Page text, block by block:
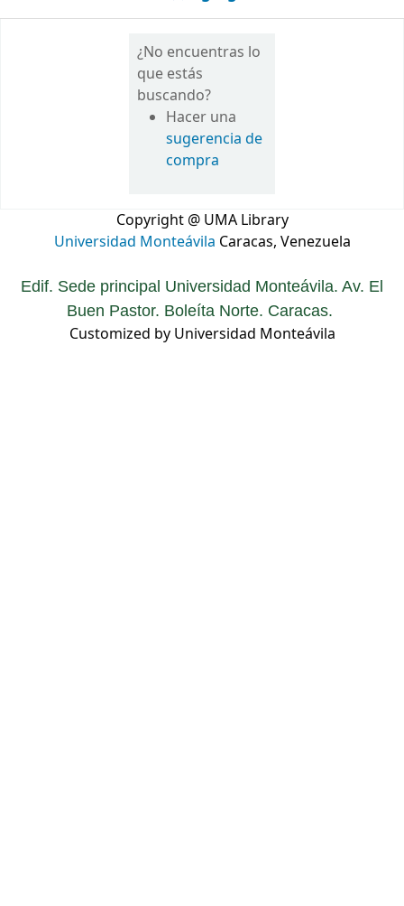
¿No encuentras lo
que estás
buscando?
Hacer una
sugerencia de
compra
Copyright @ UMA Library
Universidad Monteávila Caracas, Venezuela
Edif. Sede principal Universidad Monteávila. Av. El
Buen Pastor. Boleíta Norte. Caracas.
Customized by Universidad Monteávila